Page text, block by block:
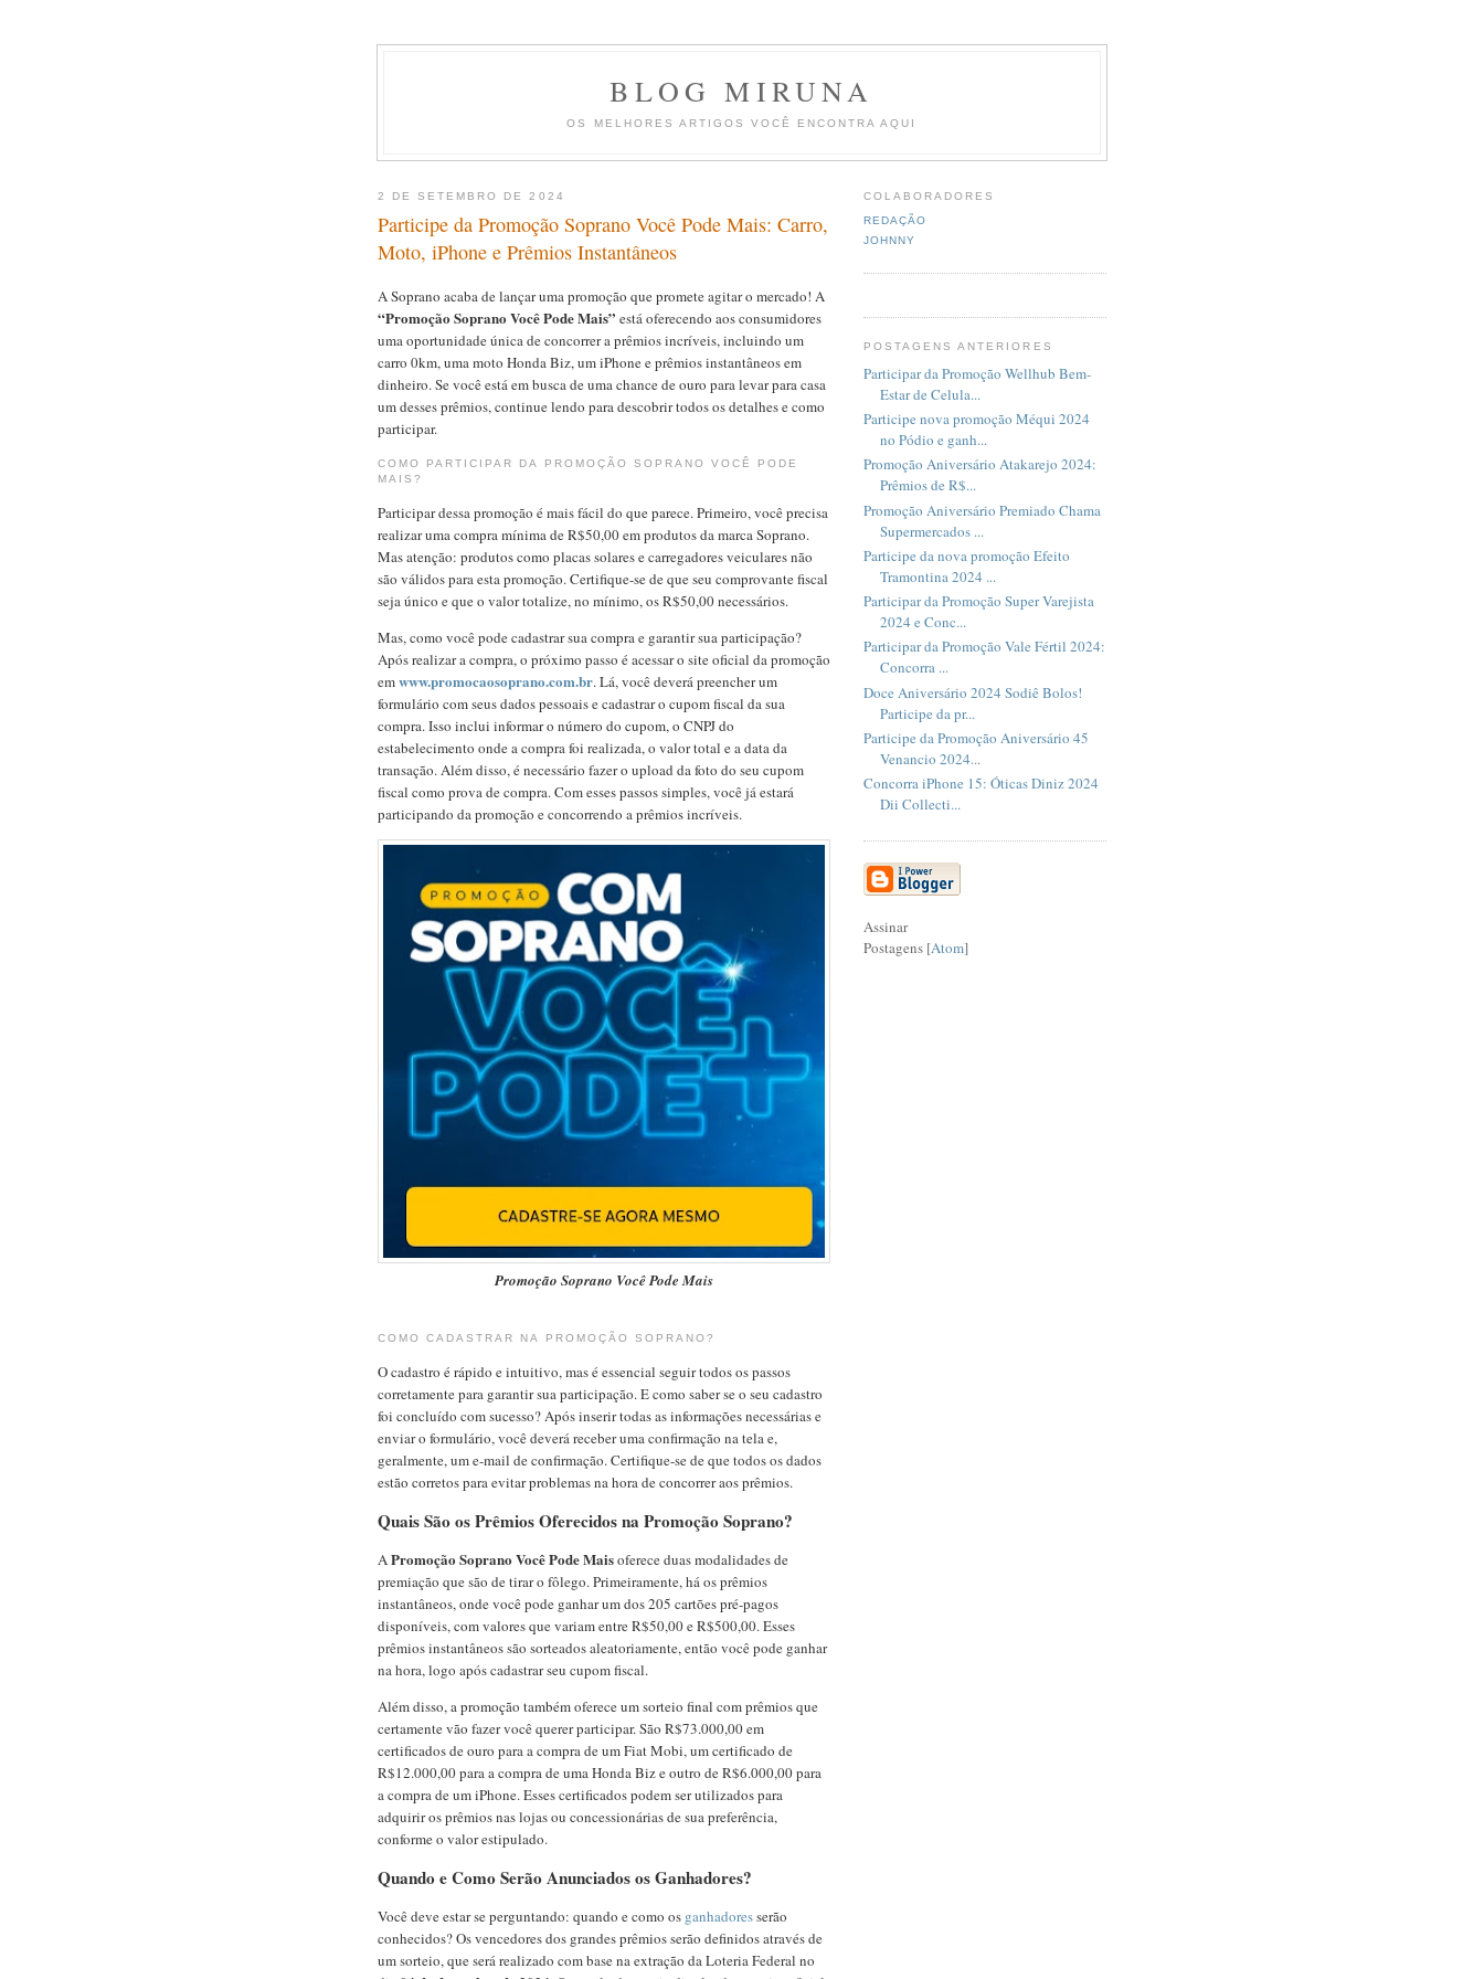
BLOG MIRUNA
OS MELHORES ARTIGOS VOCÊ ENCONTRA AQUI
2 DE SETEMBRO DE 2024
Participe da Promoção Soprano Você Pode Mais: Carro,
Moto, iPhone e Prêmios Instantâneos
A Soprano acaba de lançar uma promoção que promete agitar o mercado! A
“Promoção Soprano Você Pode Mais” está oferecendo aos consumidores
uma oportunidade única de concorrer a prêmios incríveis, incluindo um
carro 0km, uma moto Honda Biz, um iPhone e prêmios instantâneos em
dinheiro. Se você está em busca de uma chance de ouro para levar para casa
um desses prêmios, continue lendo para descobrir todos os detalhes e como
participar.
COMO PARTICIPAR DA PROMOÇÃO SOPRANO VOCÊ PODE
MAIS?
Participar dessa promoção é mais fácil do que parece. Primeiro, você precisa
realizar uma compra mínima de R$50,00 em produtos da marca Soprano.
Mas atenção: produtos como placas solares e carregadores veiculares não
são válidos para esta promoção. Certifique-se de que seu comprovante fiscal
seja único e que o valor totalize, no mínimo, os R$50,00 necessários.
Mas, como você pode cadastrar sua compra e garantir sua participação?
Após realizar a compra, o próximo passo é acessar o site oficial da promoção
emwww.promocaosoprano.com.br. Lá, você deverá preencher um
formulário com seus dados pessoais e cadastrar o cupom fiscal da sua
compra. Isso inclui informar o número do cupom, o CNPJ do
estabelecimento onde a compra foi realizada, o valor total e a data da
transação. Além disso, é necessário fazer o upload da foto do seu cupom
fiscal como prova de compra. Com esses passos simples, você já estará
participando da promoção e concorrendo a prêmios incríveis.
Promoção Soprano Você Pode Mais
COMO CADASTRAR NA PROMOÇÃO SOPRANO?
O cadastro é rápido e intuitivo, mas é essencial seguir todos os passos
corretamente para garantir sua participação. E como saber se o seu cadastro
foi concluído com sucesso? Após inserir todas as informações necessárias e
enviar o formulário, você deverá receber uma confirmação na tela e,
geralmente, um e-mail de confirmação. Certifique-se de que todos os dados
estão corretos para evitar problemas na hora de concorrer aos prêmios.
Quais São os Prêmios Oferecidos na Promoção Soprano?
APromoção Soprano Você Pode Maisoferece duas modalidades de
premiação que são de tirar o fôlego. Primeiramente, há os prêmios
instantâneos, onde você pode ganhar um dos 205 cartões pré-pagos
disponíveis, com valores que variam entre R$50,00 e R$500,00. Esses
prêmios instantâneos são sorteados aleatoriamente, então você pode ganhar
na hora, logo após cadastrar seu cupom fiscal.
Além disso, a promoção também oferece um sorteio final com prêmios que
certamente vão fazer você querer participar. São R$73.000,00 em
certificados de ouro para a compra de um Fiat Mobi, um certificado de
R$12.000,00 para a compra de uma Honda Biz e outro de R$6.000,00 para
a compra de um iPhone. Esses certificados podem ser utilizados para
adquirir os prêmios nas lojas ou concessionárias de sua preferência,
conforme o valor estipulado.
Quando e Como Serão Anunciados os Ganhadores?
Você deve estar se perguntando: quando e como os ganhadoresserão
conhecidos? Os vencedores dos grandes prêmios serão definidos através de
um sorteio, que será realizado com base na extração da Loteria Federal no
COLABORADORES
REDAÇÃO
JOHNNY
POSTAGENS ANTERIORES
Participar da Promoção Wellhub Bem-
Estar de Celula...
Participe nova promoção Méqui 2024
no Pódio e ganh...
Promoção Aniversário Atakarejo 2024:
Prêmios de R$...
Promoção Aniversário Premiado Chama
Supermercados ...
Participe da nova promoção Efeito
Tramontina 2024 ...
Participar da Promoção Super Varejista
2024 e Conc...
Participar da Promoção Vale Fértil 2024:
Concorra ...
Doce Aniversário 2024 Sodiê Bolos!
Participe da pr...
Participe da Promoção Aniversário 45
Venancio 2024...
Concorra iPhone 15: Óticas Diniz 2024
Dii Collecti...
Assinar
Postagens [Atom]